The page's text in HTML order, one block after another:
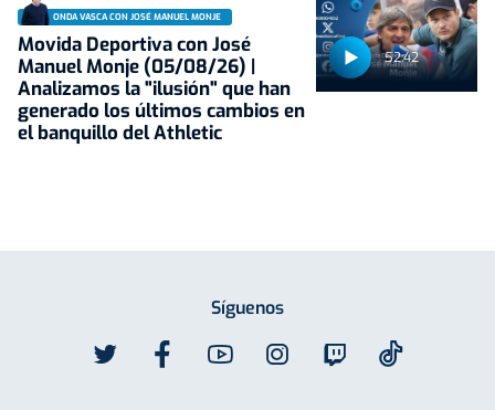
52:42
ONDA VASCA CON JOSÉ MANUEL MONJE
Movida Deportiva con José
Manuel Monje (05/08/26) |
Analizamos la "ilusión" que han
generado los últimos cambios en
el banquillo del Athletic
Síguenos